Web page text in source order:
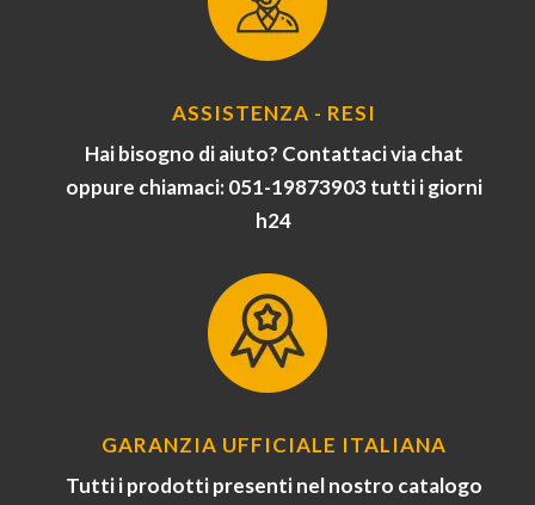
ASSISTENZA - RESI
Hai bisogno di aiuto? Contattaci via chat
oppure chiamaci: 051-19873903 tutti i giorni
h24
GARANZIA UFFICIALE ITALIANA
Tutti i prodotti presenti nel nostro catalogo